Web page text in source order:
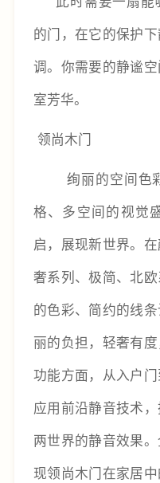
的门，在它的保护
调。你需要的静谧
室芳华。
领尚木门
绚丽的空间色彩
格、多空间的视觉
启，展现新世界。
奢系列、极简、北
的色彩、简约的线
丽的负担，轻奢有
功能方面，从入户
应用前沿静音技术
两世界的静音效果
现领尚木门在家居